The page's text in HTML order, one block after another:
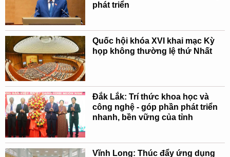
phát triển
Quốc hội khóa XVI khai mạc Kỳ
họp không thường lệ thứ Nhất
Đắk Lắk: Trí thức khoa học và
công nghệ - góp phần phát triển
nhanh, bền vững của tỉnh
Vĩnh Long: Thúc đẩy ứng dụng